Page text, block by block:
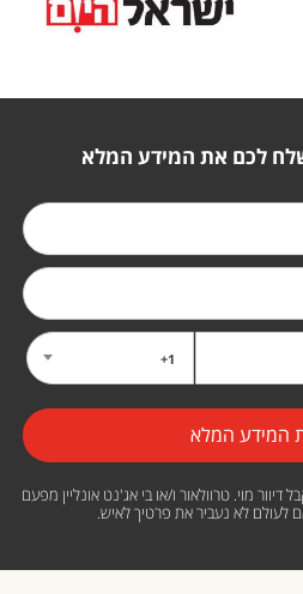
לכם את המידע המלא
1+
מוי. טרוולאור ו/או בי אג'נט אונליין מפעם
לעולם לא נעביר את פרטיך לאיש.